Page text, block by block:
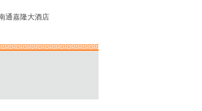
通嘉隆大酒店